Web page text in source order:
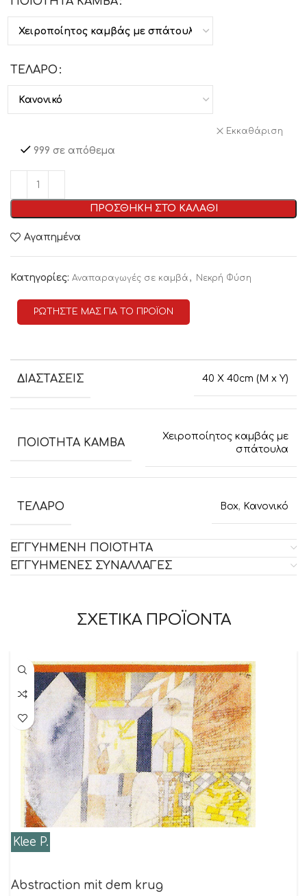
ΤΕΛΑΡΟ
Εκκαθάριση
999 σε απόθεμα
ΠΡΟΣΘΗΚΗ ΣΤΟ ΚΑΛΑΘΙ
Αγαπημένα
Κατηγορίες: Αναπαραγωγές σε καμβά , Νεκρή Φύση
ΡΩΤΗΣΤΕ ΜΑΣ ΓΙΑ ΤΟ ΠΡΟΪΟΝ
ΔΙΑΣΤΑΣΕΙΣ 40 Χ 40cm (Μ x Υ)
ΠΟΙΟΤΗΤΑ ΚΑΜΒΑ
Χειροποίητος καμβάς με
σπάτουλα
ΤΕΛΑΡΟ Box, Κανονικό
ΕΓΓΥΗΜΕΝΗ ΠΟΙΟΤΗΤΑ
ΕΓΓΥΗΜΕΝΕΣ ΣΥΝΑΛΛΑΓΕΣ
ΣΧΕΤΙΚΑ ΠΡΟΪΟΝΤΑ
Klee P.
Abstraction mit dem krug